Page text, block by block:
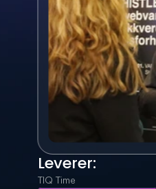
Leverer:
TIQ Time